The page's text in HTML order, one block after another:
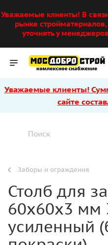
Уважаемые клиенты! В
рынке
уточнять у
Уважаемые клиенты!
сайте
Заборы и ограждения
Столб для
60х60х3 мм
усиленный